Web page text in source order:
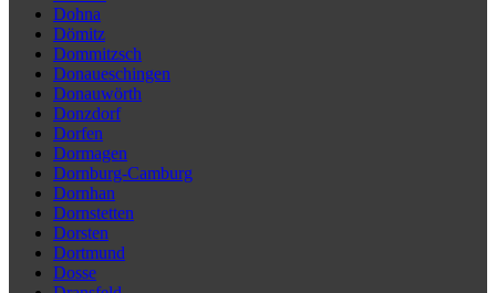
Dohna
Dömitz
Dommitzsch
Donaueschingen
Donauwörth
Donzdorf
Dorfen
Dormagen
Dornburg-Camburg
Dornhan
Dornstetten
Dorsten
Dortmund
Dosse